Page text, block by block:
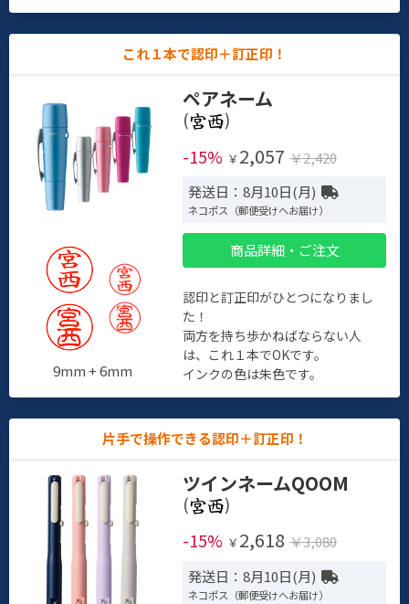
これ１本で認印＋訂正印！
9mm + 6mm
ペアネーム
(
)
-15% ￥ 2,057 ￥2,420
発送日：8月10日(月)
ネコポス（郵便受けへお届け）
商品詳細・ご注文
認印と訂正印がひとつになりまし
た！
両方を持ち歩かねばならない人
は、これ１本でOKです。
インクの色は朱色です。
片手で操作できる認印＋訂正印！
ツインネームQOOM
(
)
-15% ￥ 2,618 ￥3,080
発送日：8月10日(月)
ネコポス（郵便受けへお届け）